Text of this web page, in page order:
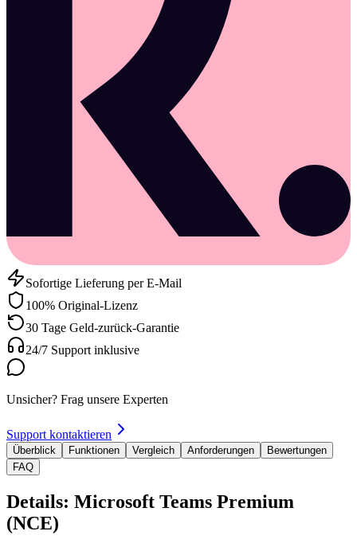
Sofortige Lieferung per E-Mail
100% Original-Lizenz
30 Tage Geld-zurück-Garantie
24/7 Support inklusive
Unsicher? Frag unsere Experten
Support kontaktieren
Überblick Funktionen Vergleich Anforderungen
Bewertungen
FAQ
Details: Microsoft Teams Premium
(NCE)